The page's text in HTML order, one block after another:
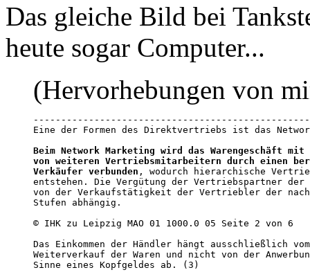
Das gleiche Bild bei
heute sogar Computer...
(Hervorhebungen von
Eine der Formen des Direktvertriebs ist das
Beim Network Marketing wird das Warengeschäft mit
von weiteren Vertriebsmitarbeitern durch einen
Verkäufer verbunden , wodurch hierarchische
entstehen. Die Vergütung der Vertriebspartner
von der Verkaufstätigkeit der Vertriebler der
Stufen abhängig.
© IHK zu Leipzig MAO 01 1000.0 05 Seite 2 von 6
Das Einkommen der Händler hängt ausschließlich
Weiterverkauf der Waren und nicht von der
Sinne eines Kopfgeldes ab. (3)